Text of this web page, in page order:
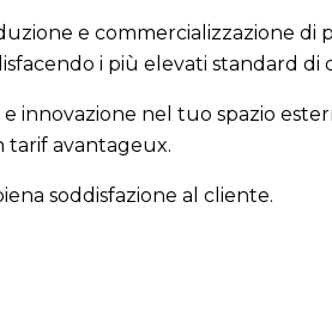
e commercializzazione di
i più elevati standard di
nel tuo spazio
tarif avantageux.
soddisfazione al cliente.